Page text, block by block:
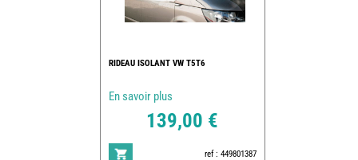
RIDEAU ISOLANT VW T5T6
En savoir plus
139,00 €
ref : 449801387